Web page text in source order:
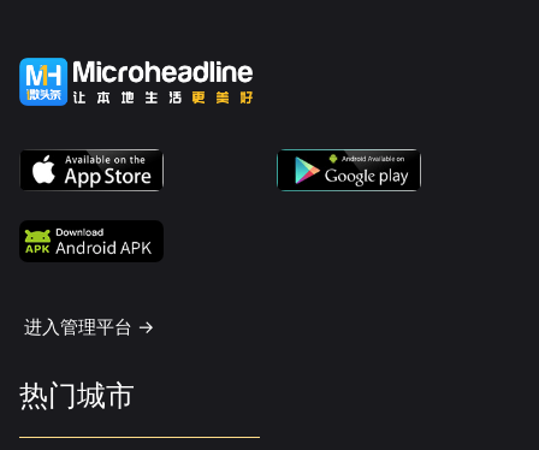
进入管理平台 ->
热门城市